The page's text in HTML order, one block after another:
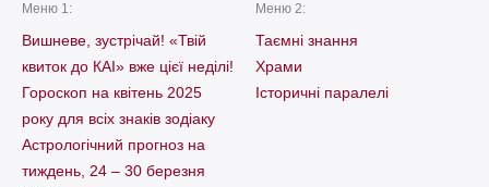
Меню 1:
Вишневе, зустрічай! «Твій
квиток до КАІ» вже цієї неділі!
Гороскоп на квітень 2025
року для всіх знаків зодіаку
Астрологічний прогноз на
тиждень, 24 – 30 березня
Меню 2:
Таємні знання
Храми
Історичні паралелі